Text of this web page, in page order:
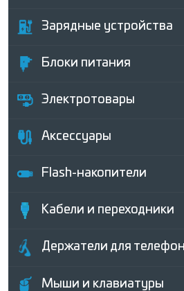
Зарядные устройства
Блоки питания
Электротовары
Аксессуары
Flash-накопители
Кабели и переходники
Держатели для
Мыши и клавиатуры